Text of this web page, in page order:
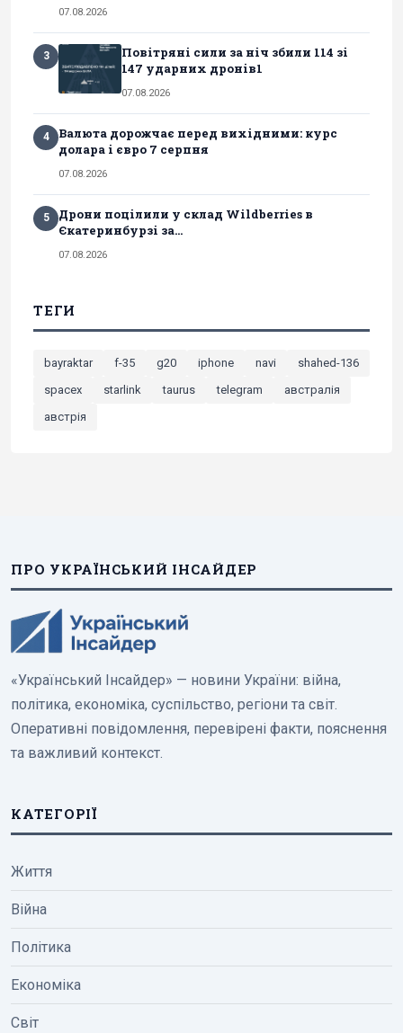
07.08.2026
3
Повітряні сили за ніч збили 114 зі
147 ударних дронів1
07.08.2026
4
Валюта дорожчає перед вихідними: курс
долара і євро 7 серпня
07.08.2026
5
Дрони поцілили у склад Wildberries в
Єкатеринбурзі за...
07.08.2026
ТЕГИ
bayraktar f-35 g20 iphone navi
shahed-136
spacex
starlink taurus telegram
австралія
австрія
ПРО УКРАЇНСЬКИЙ ІНСАЙДЕР
«Український Інсайдер» — новини України: війна,
політика, економіка, суспільство, регіони та світ.
Оперативні повідомлення, перевірені факти, пояснення
та важливий контекст.
КАТЕГОРІЇ
Життя
Війна
Політика
Економіка
Світ